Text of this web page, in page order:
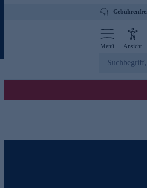
Menü Ansicht